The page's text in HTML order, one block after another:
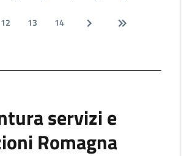
12 13 14
servizi e
Romagna